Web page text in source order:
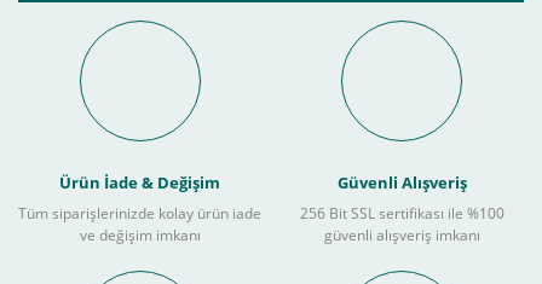
Ürün İade & Değişim
Tüm siparişlerinizde kolay ürün iade
ve değişim imkanı
Güvenli Alışveriş
256 Bit SSL sertifikası ile %100
güvenli alışveriş imkanı